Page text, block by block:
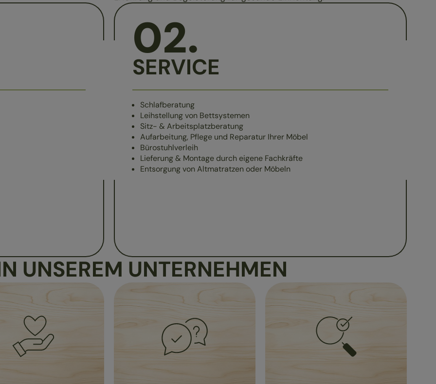
02.
SERVICE
Schlafberatung
Leihstellung von Bettsystemen
Sitz- & Arbeitsplatzberatung
Aufarbeitung, Pflege und Reparatur Ihrer Möbel
Bürostuhlverleih
Lieferung & Montage durch eigene Fachkräfte
Entsorgung von Altmatratzen oder Möbeln
UNSEREM UNTERNEHMEN